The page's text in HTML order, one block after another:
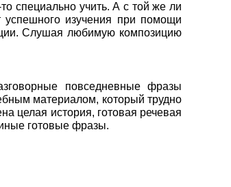
специально учить. А с той же ли
изучения при помощи
Слушая любимую композицию
повседневные фразы
материалом, который трудно
целая история, готовая речевая
готовые фразы.